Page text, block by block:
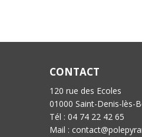
CONTACT
120 rue des Ecoles
01000 Saint-Denis-lès-
Tél : 04 74 22 42 65
Mail :